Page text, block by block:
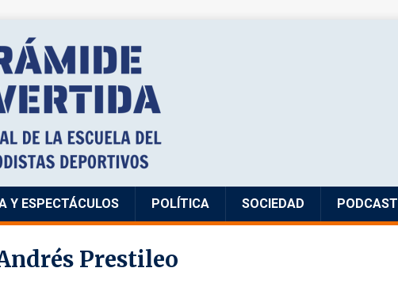
Y ESPECTÁCULOS POLÍTICA SOCIEDAD PODCAST
Prestileo